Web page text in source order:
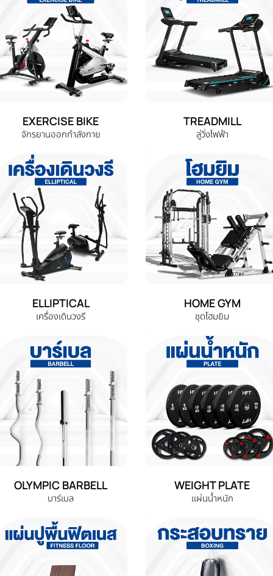
EXERCISE BIKE
จักรยานออกกำลังกาย
TREADMILL
ลู่วิ่งไฟฟ้า
ELLIPTICAL
เครื่องเดินวงรี
HOME GYM
ชุดโฮมยิม
OLYMPIC BARBELL
บาร์เบล
WEIGHT PLATE
แผ่นน้ำหนัก